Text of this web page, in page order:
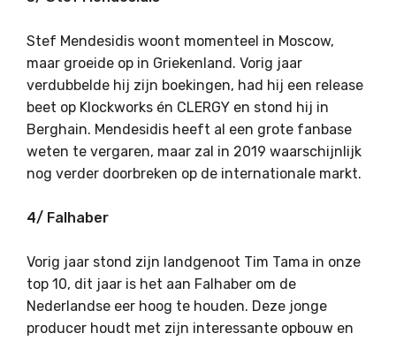
Stef Mendesidis woont momenteel in Moscow,
maar groeide op in Griekenland. Vorig jaar
verdubbelde hij zijn boekingen, had hij een release
beet op Klockworks én CLERGY en stond hij in
Berghain. Mendesidis heeft al een grote fanbase
weten te vergaren, maar zal in 2019 waarschijnlijk
nog verder doorbreken op de internationale markt.
4/ Falhaber
Vorig jaar stond zijn landgenoot Tim Tama in onze
top 10, dit jaar is het aan Falhaber om de
Nederlandse eer hoog te houden. Deze jonge
producer houdt met zijn interessante opbouw en